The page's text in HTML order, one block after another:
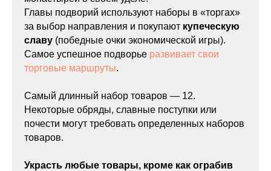
Главы подворий используют наборы в «торгах»
за выбор направления и покупают купеческую
славу (победные очки экономической игры).
Самое успешное подворье развивает свои
торговые маршруты.
Самый длинный набор товаров — 12.
Некоторые обряды, славные поступки или
почести могут требовать определенных наборов
товаров.
Украсть любые товары, кроме как ограбив